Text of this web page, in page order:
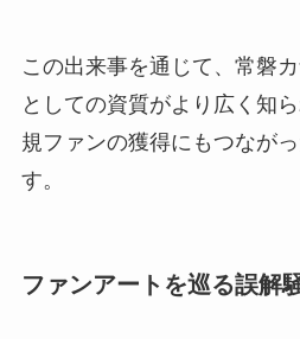
この出来事を通じて、常磐
としての資質がより広く知
規ファンの獲得にもつなが
す。
ファンアートを巡る誤解